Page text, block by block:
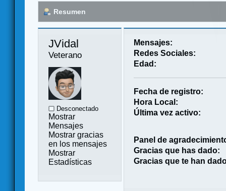
Resumen
JVidal
Veterano
Desconectado
Mostrar
Mensajes
Mostrar gracias
en los mensajes
Mostrar
Estadísticas
Mensajes:
Redes Sociales:
Edad:
Fecha de registro:
Hora Local:
Última vez activo:
Panel de
Gracias que has dado:
Gracias que te han